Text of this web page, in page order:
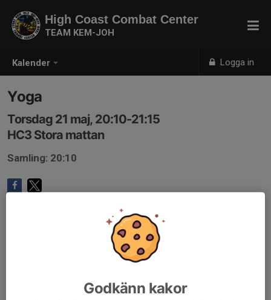
Kalender Logga in
High Coast Combat Center
TEAM KEM-JOH
Yoga
Torsdag 21 maj, 20:10-21:15
HC3 Stora mattan
Samling: 20:10
Godkänn kakor